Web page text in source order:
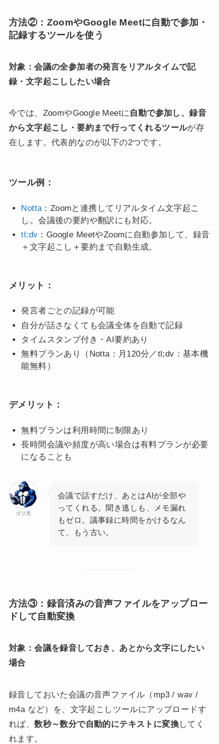
方法②：ZoomやGoogle Meetに自動で参加・
記録するツールを使う
対象：会議の全参加者の発言をリアルタイムで記
録・文字起こししたい場合
今では、ZoomやGoogle Meetに自動で参加し、録音
から文字起こし・要約まで行ってくれるツールが存
在します。代表的なのが以下の2つです。
ツール例：
Notta ：Zoomと連携してリアルタイム文字起こ
し。会議後の要約や翻訳にも対応。
tl;dv ：Google MeetやZoomに自動参加して、録音
＋文字起こし＋要約まで自動生成。
メリット：
発言者ごとの記録が可能
自分が話さなくても会議全体を自動で記録
タイムスタンプ付き・AI要約あり
無料プランあり（Notta：月120分／tl;dv：基本機
能無料）
デメリット：
無料プランは利用時間に制限あり
長時間会議や頻度が高い場合は有料プランが必要
になることも
ゴリ兄
会議で話すだけ、あとはAIが全部や
ってくれる。聞き逃しも、メモ漏れ
もゼロ。議事録に時間をかけるなん
て、もう古い。
方法③：録音済みの音声ファイルをアップロー
ドして自動変換
対象：会議を録音しておき、あとから文字にしたい
場合
録音しておいた会議の音声ファイル（mp3 / wav /
m4a など）を、文字起こしツールにアップロードす
れば、数秒～数分で自動的にテキストに変換してく
れます。